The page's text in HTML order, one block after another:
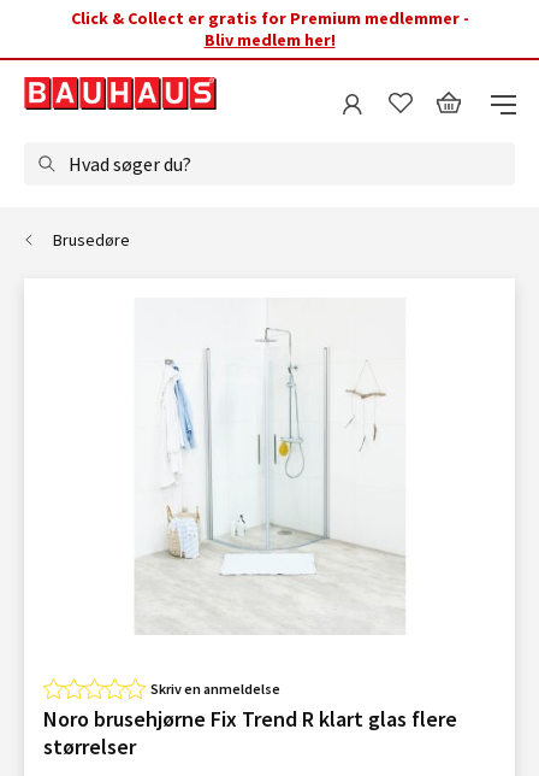
Click & Collect er gratis for Premium medlemmer -
Bliv medlem her!
Hvad søger du?
Brusedøre
Skriv en anmeldelse
Noro brusehjørne Fix Trend R klart glas flere
størrelser